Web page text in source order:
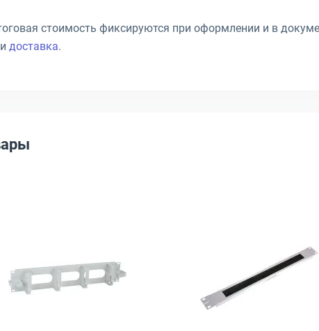
стоимость фиксируются при оформлении и в
и доставка.
1U, ГКО-Щ-1
NTSS HORG Горизонтальный 1U, NTSS-HORG-O-1U-5(65)
Открыть товар: Кабельный органайзер ITK CO35-
Открыть